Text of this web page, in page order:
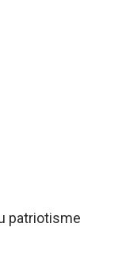
patriotisme